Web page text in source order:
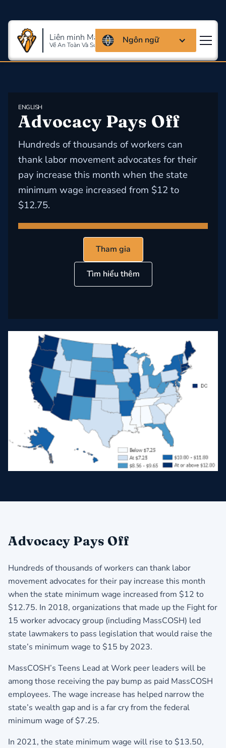
Liên minh Massachusettes
Về An Toàn Và Sức Khỏe Lao Động
Ngôn ngữ
ENGLISH
Advocacy Pays Off
Hundreds of thousands of workers can
thank labor movement advocates for their
pay increase this month when the state
minimum wage increased from $12 to
$12.75.
Tham gia
Tìm hiểu thêm
Advocacy Pays Off
Hundreds of thousands of workers can thank labor
movement advocates for their pay increase this month
when the state minimum wage increased from $12 to
$12.75. In 2018, organizations that made up the Fight for
15 worker advocacy group (including MassCOSH) led
state lawmakers to pass legislation that would raise the
state’s minimum wage to $15 by 2023.
MassCOSH’s Teens Lead at Work peer leaders will be
among those receiving the pay bump as paid MassCOSH
employees. The wage increase has helped narrow the
state’s wealth gap and is a far cry from the federal
minimum wage of $7.25.
In 2021, the state minimum wage will rise to $13.50,